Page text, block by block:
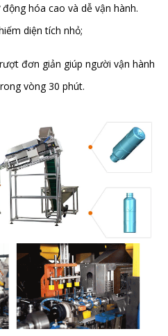
hóa cao và dễ vận hành.
diện tích nhỏ;
đơn giản giúp người vận hành
vòng 30 phút.